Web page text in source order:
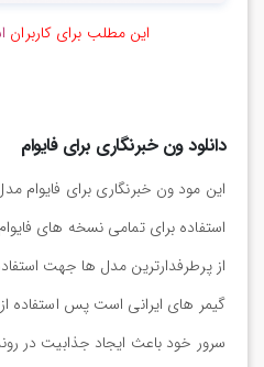
این مطلب برای کاربران
دانلود ون خبرنگاری برای فایوام
این مود ون خبرنگاری برای فایوام
استفاده برای تمامی نسخه های
از پرطرفدارترین مدل ها جهت
گیمر های ایرانی است پس استفاده
سرور خود باعث ایجاد جذابیت در